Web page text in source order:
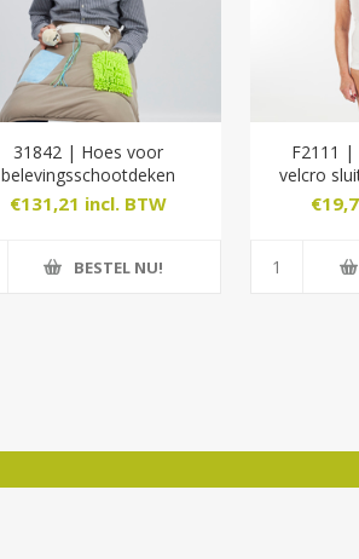
31842 | Hoes voor
belevingsschootdeken
€131,21 incl. BTW
BESTEL NU!
F2111 |
velcro